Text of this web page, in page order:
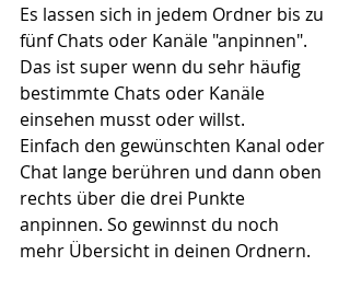
Es lassen sich in jedem Ordner bis zu
fünf Chats oder Kanäle "anpinnen".
Das ist super wenn du sehr häufig
bestimmte Chats oder Kanäle
einsehen musst oder willst.
Einfach den gewünschten Kanal oder
Chat lange berühren und dann oben
rechts über die drei Punkte
anpinnen. So gewinnst du noch
mehr Übersicht in deinen Ordnern.